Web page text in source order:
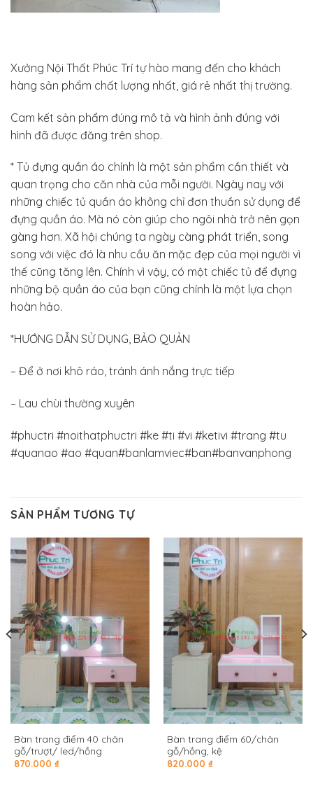
Xưởng Nội Thất Phúc Trí tự hào mang đến cho khách
hàng sản phẩm chất lượng nhất, giá rẻ nhất thị trường.
Cam kết sản phẩm đúng mô tả và hình ảnh đúng với
hình đã được đăng trên shop.
* Tủ đựng quần áo chính là một sản phẩm cần thiết và
quan trọng cho căn nhà của mỗi người. Ngày nay với
những chiếc tủ quần áo không chỉ đơn thuần sử dụng để
đựng quần áo. Mà nó còn giúp cho ngôi nhà trở nên gọn
gàng hơn. Xã hội chúng ta ngày càng phát triển, song
song với việc đó là nhu cầu ăn mặc đẹp của mọi người vì
thế cũng tăng lên. Chính vì vậy, có một chiếc tủ để đựng
những bộ quần áo của bạn cũng chính là một lựa chọn
hoàn hảo.
*HƯỚNG DẪN SỬ DỤNG, BẢO QUẢN
– Để ở nơi khô ráo, tránh ánh nắng trực tiếp
– Lau chùi thường xuyên
#phuctri #noithatphuctri #ke #ti #vi #ketivi #trang #tu
#quanao #ao #quan#banlamviec#ban#banvanphong
SẢN PHẨM TƯƠNG TỰ
Bàn trang điểm 40 chân
gỗ/trượt/ led/hồng
870.000 ₫
Bàn trang điểm 60/chân
gỗ/hồng, kệ
820.000 ₫